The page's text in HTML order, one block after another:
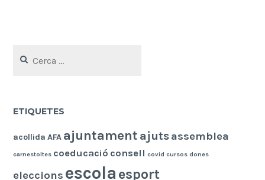
ETIQUETES
acollida AFA ajuntament ajutsassemblea
carnestoltes coeducació consell covid cursos dones
eleccions escola esport